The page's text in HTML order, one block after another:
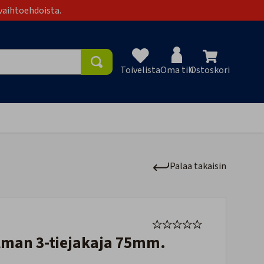
ToivelistaOma tiliOstoskori
Palaa takaisin
3-tiejakaja 75mm.